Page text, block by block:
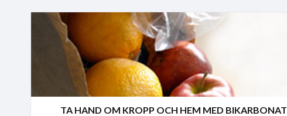
TA HAND OM KROPP OCH HEM MED BIKARBONAT